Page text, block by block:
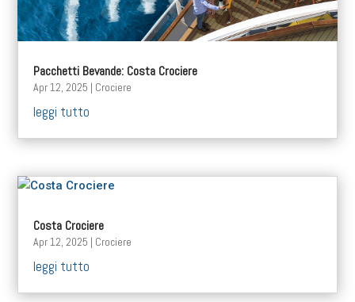
Pacchetti Bevande: Costa Crociere
Apr 12, 2025 | Crociere
leggi tutto
Costa Crociere
Apr 12, 2025 | Crociere
leggi tutto